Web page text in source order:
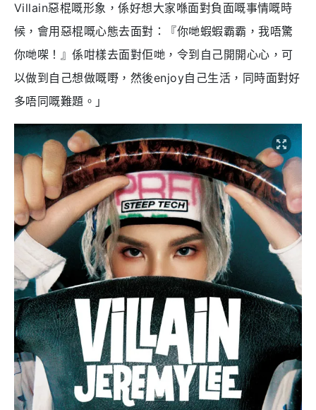
Villain惡棍嘅形象，係好想大家喺面對負面嘅事情嘅時
候，會用惡棍嘅心態去面對：『你哋蝦蝦霸霸，我唔驚
你哋㗎！』係咁樣去面對佢哋，令到自己開開心心，可
以做到自己想做嘅嘢，然後enjoy自己生活，同時面對好
多唔同嘅難題。」